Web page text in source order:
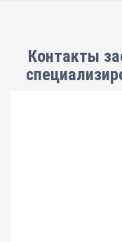
Контакты